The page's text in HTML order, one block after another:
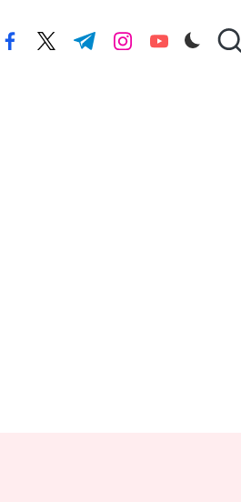
facebook.com
twitter.com
t.me instagram.com
youtube.com